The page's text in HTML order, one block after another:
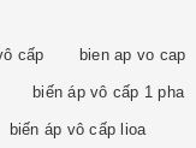
cấp bien ap vo cap
biến áp vô cấp 1 pha
biến áp vô cấp lioa